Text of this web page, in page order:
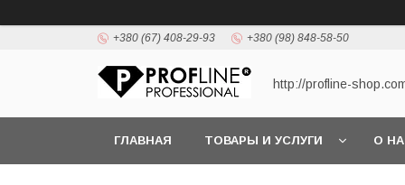
+380 (67) 408-29-93 +380 (98) 848-58-50
http://profline-
ГЛАВНАЯ ТОВАРЫ И УСЛУГИ О